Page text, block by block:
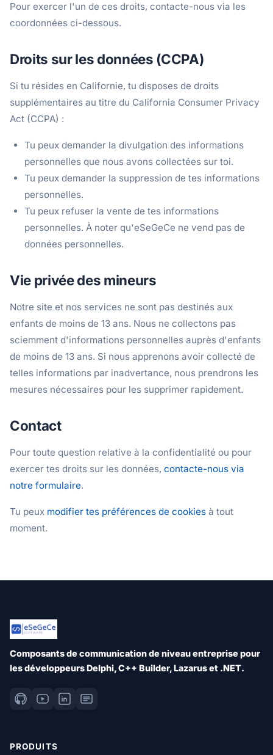
Pour exercer l'un de ces droits, contacte-nous via les
coordonnées ci-dessous.
Droits sur les données (CCPA)
Si tu résides en Californie, tu disposes de droits
supplémentaires au titre du California Consumer Privacy
Act (CCPA) :
Tu peux demander la divulgation des informations
personnelles que nous avons collectées sur toi.
Tu peux demander la suppression de tes informations
personnelles.
Tu peux refuser la vente de tes informations
personnelles. À noter qu'eSeGeCe ne vend pas de
données personnelles.
Vie privée des mineurs
Notre site et nos services ne sont pas destinés aux
enfants de moins de 13 ans. Nous ne collectons pas
sciemment d'informations personnelles auprès d'enfants
de moins de 13 ans. Si nous apprenons avoir collecté de
telles informations par inadvertance, nous prendrons les
mesures nécessaires pour les supprimer rapidement.
Contact
Pour toute question relative à la confidentialité ou pour
exercer tes droits sur les données, contacte-nous via
notre formulaire.
Tu peux modifier tes préférences de cookies à tout
moment.
Composants de communication de niveau entreprise pour
les développeurs Delphi, C++ Builder, Lazarus et .NET.
PRODUITS